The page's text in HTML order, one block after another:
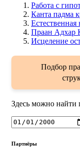
Работа с
Канта падма
Естественная
Праан Адхар
Исцеление
Подбор
Здесь можно найти
Партнёры